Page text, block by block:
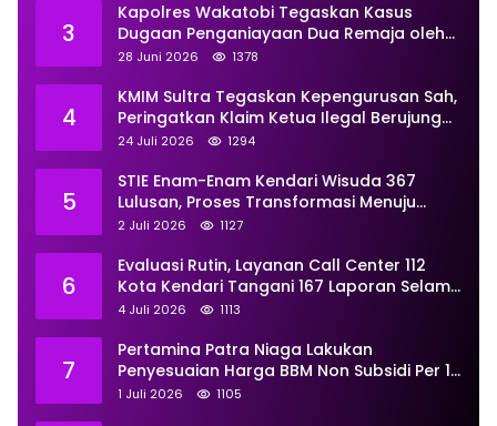
3
Kapolres Wakatobi Tegaskan Kasus
Dugaan Penganiayaan Dua Remaja oleh
Dua Anggota Ditangani Secara
28 Juni 2026 1378
4
KMIM Sultra Tegaskan Kepengurusan Sah,
Peringatkan Klaim Ketua Ilegal Berujung
Proses Hukum
24 Juli 2026 1294
5
STIE Enam-Enam Kendari Wisuda 367
Lulusan, Proses Transformasi Menuju
Universitas Resmi Diterima
2 Juli 2026 1127
6
Evaluasi Rutin, Layanan Call Center 112
Kota Kendari Tangani 167 Laporan Selama
Juni
4 Juli 2026 1113
7
Pertamina Patra Niaga Lakukan
Penyesuaian Harga BBM Non Subsidi Per 1
Juli 2026, Berikut Rinciannya
1 Juli 2026 1105